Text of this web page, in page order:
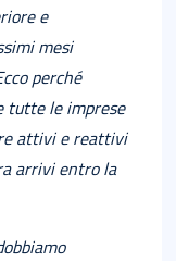
e
mesi
perché
tutte le imprese
attivi e reattivi
arrivi entro la